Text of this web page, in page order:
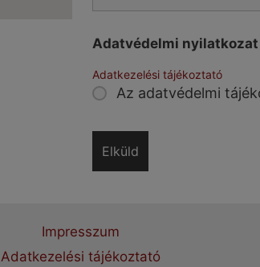
Adatvédelmi nyilatkozat
Az adatvédelmi
Adatkezelési tájékoztató
Impresszum
Adatkezelési tájékoztató